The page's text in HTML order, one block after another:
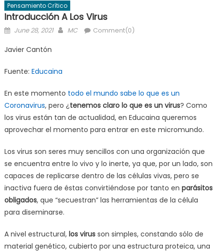
Pensamiento Crítico
Introducción A Los Virus
Posted
June 28, 2021 Author
MC Comment(0)
Javier Cantón
Fuente: Educaina
En este momento todo el mundo sabe lo que es un
Coronavirus, pero ¿tenemos claro lo que es un virus? Como
los virus están tan de actualidad, en Educaina queremos
aprovechar el momento para entrar en este micromundo.
Los virus son seres muy sencillos con una organización que
se encuentra entre lo vivo y lo inerte, ya que, por un lado, son
capaces de replicarse dentro de las células vivas, pero se
inactiva fuera de éstas convirtiéndose por tanto en parásitos
obligados, que “secuestran” las herramientas de la célula
para diseminarse.
A nivel estructural, los virus son simples, constando sólo de
material genético, cubierto por una estructura proteica, una